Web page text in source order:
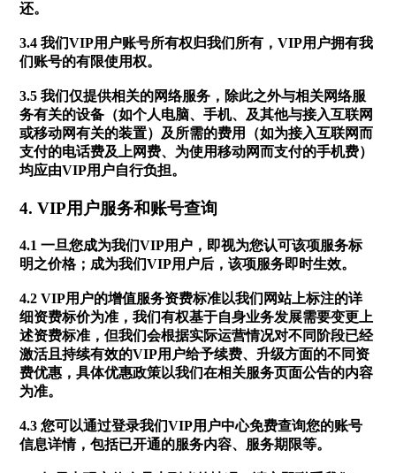
还。
3.4 我们VIP用户账号所有权归我们所有，VIP用户拥有我
们账号的有限使用权。
3.5 我们仅提供相关的网络服务，除此之外与相关网络服
务有关的设备（如个人电脑、手机、及其他与接入互联网
或移动网有关的装置）及所需的费用（如为接入互联网而
支付的电话费及上网费、为使用移动网而支付的手机费）
均应由VIP用户自行负担。
4. VIP用户服务和账号查询
4.1 一旦您成为我们VIP用户，即视为您认可该项服务标
明之价格；成为我们VIP用户后，该项服务即时生效。
4.2 VIP用户的增值服务资费标准以我们网站上标注的详
细资费标价为准，我们有权基于自身业务发展需要变更上
述资费标准，但我们会根据实际运营情况对不同阶段已经
激活且持续有效的VIP用户给予续费、升级方面的不同资
费优惠，具体优惠政策以我们在相关服务页面公告的内容
为准。
4.3 您可以通过登录我们VIP用户中心免费查询您的账号
信息详情，包括已开通的服务内容、服务期限等。